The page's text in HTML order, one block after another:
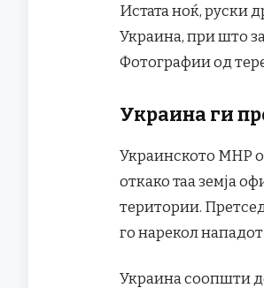
Истата ноќ, руски
Украина, при што
Фотографии од
Украина ги
Украинското МНР
откако таа земја
територии.
го нарекол
Украина соопшти